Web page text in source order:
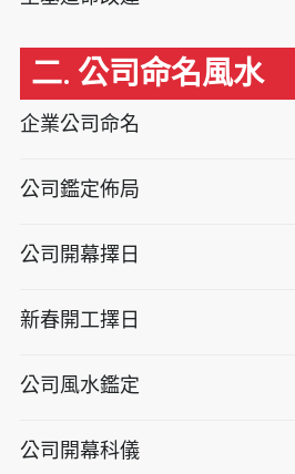
二. 公司命名風水
企業公司命名
公司鑑定佈局
公司開幕擇日
新春開工擇日
公司風水鑑定
公司開幕科儀